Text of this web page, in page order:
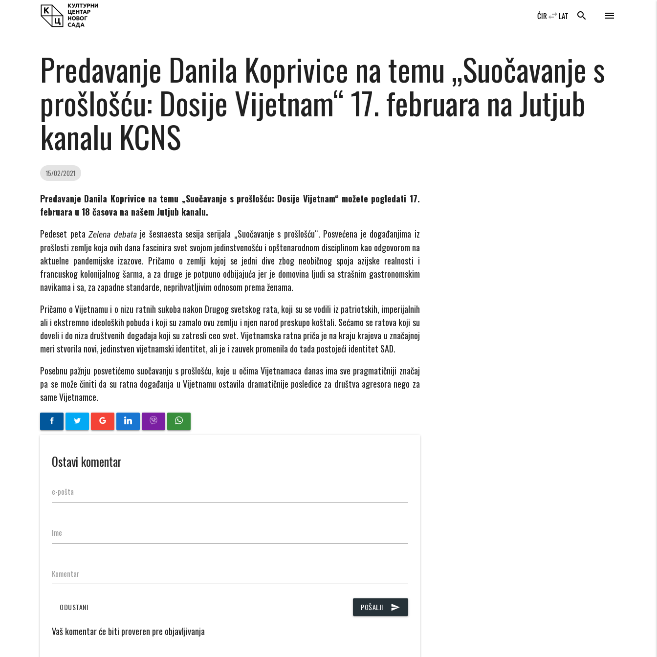
menu
search
LAT
swap_horiz
ĆIR
Predavanje Danila Koprivice na temu „Suočavanje s
prošlošću: Dosije Vijetnam“ 17. februara na Jutjub
kanalu KCNS
15/02/2021
Predavanje Danila Koprivice na temu „Suočavanje s prošlošću: Dosije Vijetnam“ možete pogledati 17.
februara u 18 časova na našem Jutjub kanalu.
Pedeset petaZelena debataje šesnaesta sesija serijala „Suočavanje s prošlošću“. Posvećena je događanjima iz
prošlosti zemlje koja ovih dana fascinira svet svojom jedinstvenošću i opštenarodnom disciplinom kao odgovorom na
aktuelne pandemijske izazove. Pričamo o zemlji kojoj se jedni dive zbog neobičnog spoja azijske realnosti i
francuskog kolonijalnog šarma, a za druge je potpuno odbijajuća jer je domovina ljudi sa strašnim gastronomskim
navikama i sa, za zapadne standarde, neprihvatljivim odnosom prema ženama.
Pričamo o Vijetnamu i o nizu ratnih sukoba nakon Drugog svetskog rata, koji su se vodili iz patriotskih, imperijalnih
ali i ekstremno ideoloških pobuda i koji su zamalo ovu zemlju i njen narod preskupo koštali. Sećamo se ratova koji su
doveli i do niza društvenih događaja koji su zatresli ceo svet. Vijetnamska ratna priča je na kraju krajeva u značajnoj
meri stvorila novi, jedinstven vijetnamski identitet, ali je i zauvek promenila do tada postojeći identitet SAD.
Posebnu pažnju posvetićemo suočavanju s prošlošću, koje u očima Vijetnamaca danas ima sve pragmatičniji značaj
pa se može činiti da su ratna događanja u Vijetnamu ostavila dramatičnije posledice za društva agresora nego za
same Vijetnamce.
Ostavi komentar
e-pošta
Ime
Komentar
POŠALJI send
ODUSTANI
Vaš komentar će biti proveren pre objavljivanja